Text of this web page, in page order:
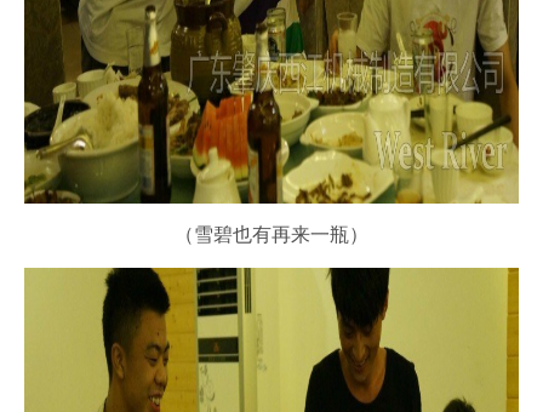
（雪碧也有再来一瓶）